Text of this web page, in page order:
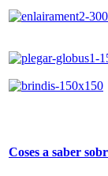
Coses a saber